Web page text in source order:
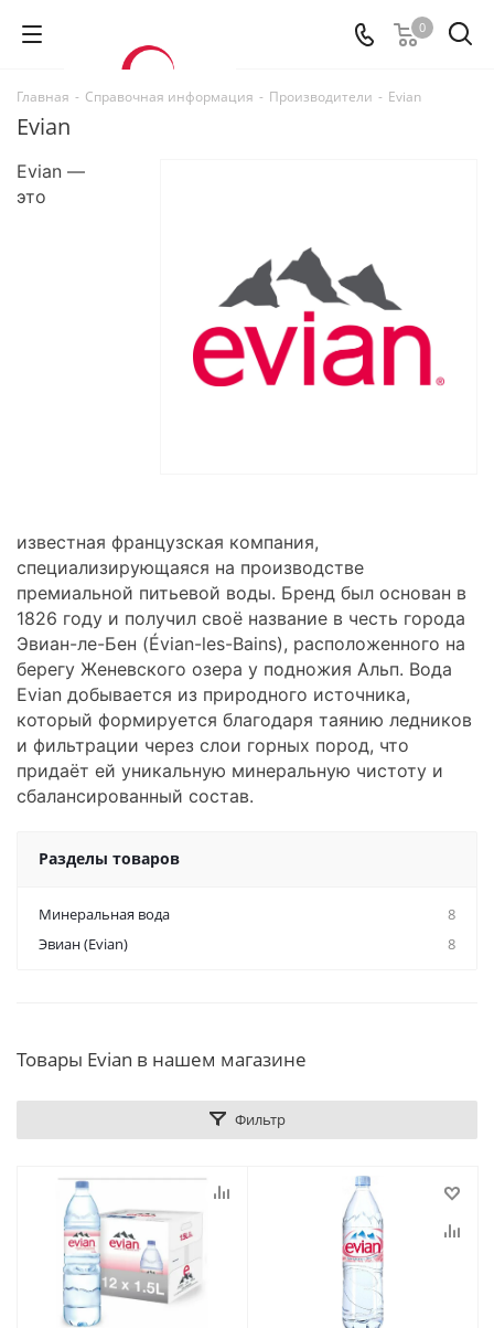
0
Главная - Справочная информация - Производители - Evian
Evian
Evian —
это
известная французская компания,
специализирующаяся на производстве
премиальной питьевой воды. Бренд был основан в
1826 году и получил своё название в честь города
Эвиан-ле-Бен (Évian-les-Bains), расположенного на
берегу Женевского озера у подножия Альп. Вода
Evian добывается из природного источника,
который формируется благодаря таянию ледников
и фильтрации через слои горных пород, что
придаёт ей уникальную минеральную чистоту и
сбалансированный состав.
Разделы товаров
Минеральная вода
8
Эвиан (Evian)
8
Товары Evian в нашем магазине
Фильтр